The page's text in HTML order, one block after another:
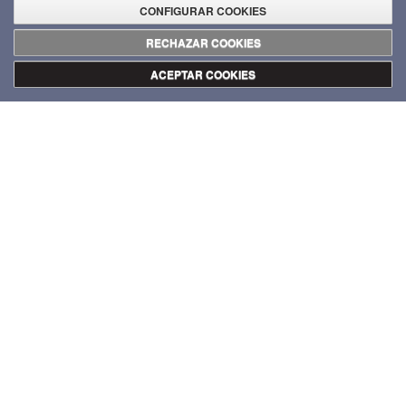
CONFIGURAR COOKIES
RECHAZAR COOKIES
ACEPTAR COOKIES